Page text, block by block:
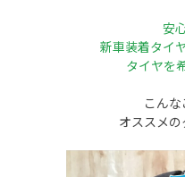
安
新車装着タイ
タイヤを
こん
オススメの